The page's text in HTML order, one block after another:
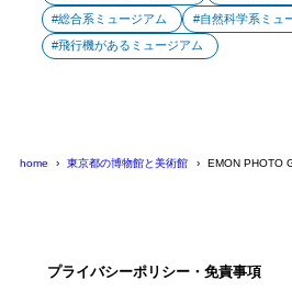
総合系ミュージアム 自然科学系ミュ
飛行機があるミュージアム
home 東京都の博物館と美術館 EMON PHOTO
プライバシーポリシー・免責事項